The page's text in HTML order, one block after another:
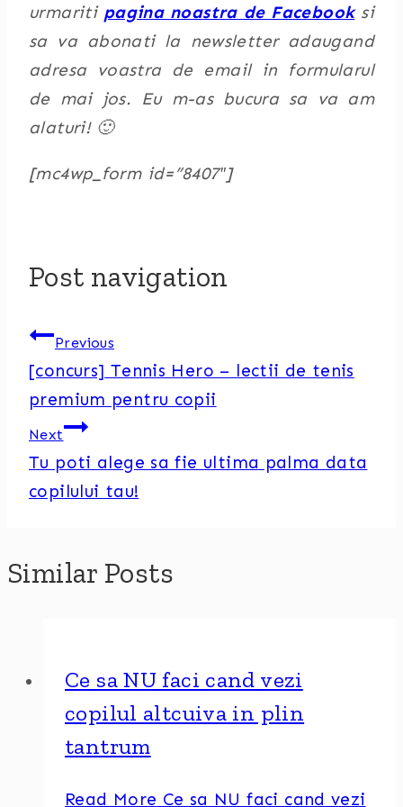
urmariti pagina noastra de Facebooksi
sa va abonati la newsletter adaugand
adresa voastra de email in formularul
de mai jos. Eu m-as bucura sa va am
alaturi! 🙂
[mc4wp_form id=”8407″]
Post navigation
Previous
[concurs] Tennis Hero – lectii de tenis
premium pentru copii
Next
Tu poti alege sa fie ultima palma data
copilului tau!
Similar Posts
Ce sa NU faci cand vezi
copilul altcuiva in plin
tantrum
Read More Ce sa NU faci cand vezi